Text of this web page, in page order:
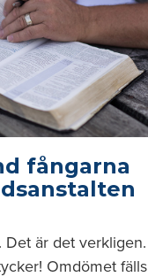
fångarna
Det är det verkligen.
Omdömet fälls